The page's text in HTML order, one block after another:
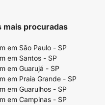
mais procuradas
em São Paulo - SP
em Santos - SP
em Guarujá - SP
em Praia Grande - SP
em Guarulhos - SP
em Campinas - SP